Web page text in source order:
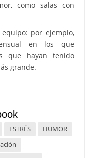
como salas con
por ejemplo,
en los que
que hayan tenido
grande.
ESTRÉS
HUMOR